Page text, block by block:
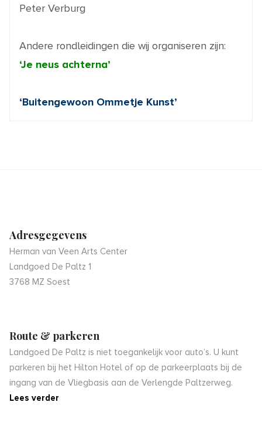
Peter Verburg
Andere rondleidingen die wij organiseren zijn:
‘Je neus achterna’
‘Buitengewoon Ommetje Kunst’
Adresgegevens
Herman van Veen Arts Center
Landgoed De Paltz 1
3768 MZ Soest
Route & parkeren
Landgoed De Paltz is niet toegankelijk voor auto’s. U kunt
parkeren bij het Hilton Hotel of op de parkeerplaats bij de
ingang van de Vliegbasis aan de Verlengde Paltzerweg.
Lees verder